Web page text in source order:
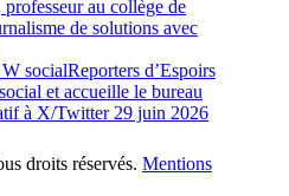
au collège de
de solutions avec
Reporters d’Espoirs
et accueille le bureau
à X/Twitter 29 juin 2026
droits réservés. Mentions